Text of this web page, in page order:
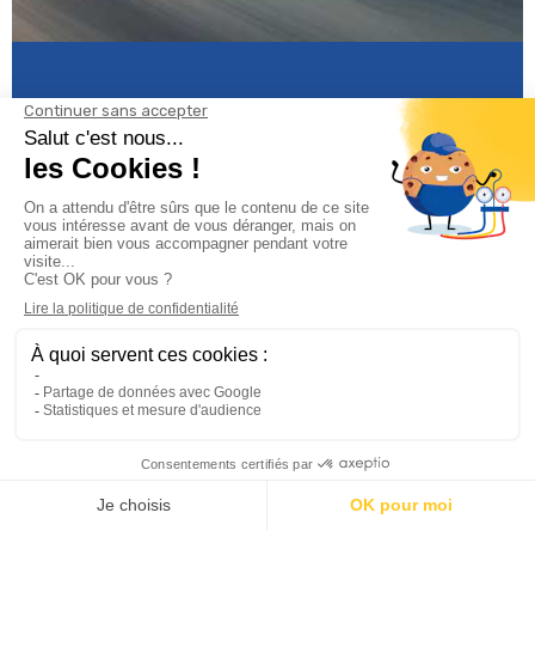
Informations
Climservice
Informations